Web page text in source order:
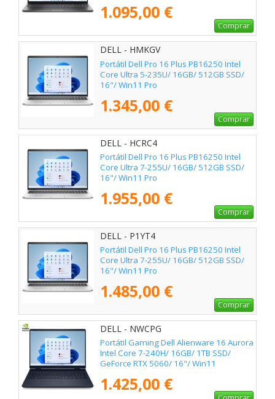
1.095,00 €
Comprar
DELL - HMKGV
Portátil Dell Pro 16 Plus PB16250 Intel
Core Ultra 5-235U/ 16GB/ 512GB SSD/
16"/ Win11 Pro
1.345,00 €
Comprar
DELL - HCRC4
Portátil Dell Pro 16 Plus PB16250 Intel
Core Ultra 7-255U/ 16GB/ 512GB SSD/
16"/ Win11 Pro
1.955,00 €
Comprar
DELL - P1YT4
Portátil Dell Pro 16 Plus PB16250 Intel
Core Ultra 7-255U/ 16GB/ 512GB SSD/
16"/ Win11 Pro
1.485,00 €
Comprar
DELL - NWCPG
Portátil Gaming Dell Alienware 16 Aurora
Intel Core 7-240H/ 16GB/ 1TB SSD/
GeForce RTX 5060/ 16"/ Win11
1.425,00 €